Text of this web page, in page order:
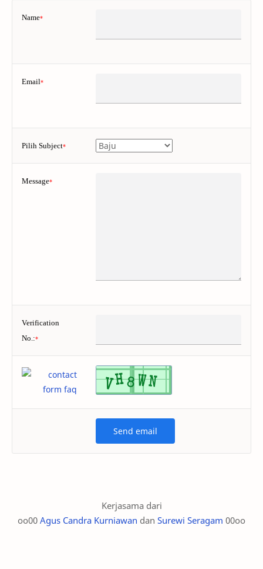
Name*
Email*
Pilih Subject*
Message*
Verification
No.:*
Kerjasama dari
oo00 Agus Candra Kurniawan dan Surewi Seragam 00oo